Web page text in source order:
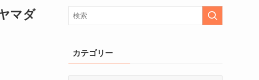
マダ
カテゴリー